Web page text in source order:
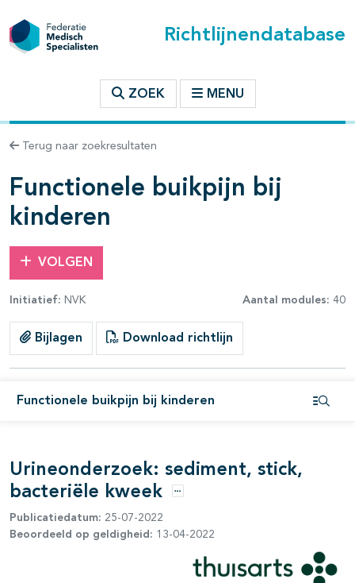
Richtlijnendatabase
ZOEK MENU
Terug naar zoekresultaten
Functionele buikpijn bij
kinderen
VOLGEN
Initiatief: NVK Aantal modules: 40
Bijlagen Download richtlijn
Functionele buikpijn bij kinderen
binnen deze richtlijn
open- en dichtklappen
Urineonderzoek: sediment, stick,
bacteriële kweek
Opties
Publicatiedatum: 25-07-2022
Beoordeeld op geldigheid: 13-04-2022